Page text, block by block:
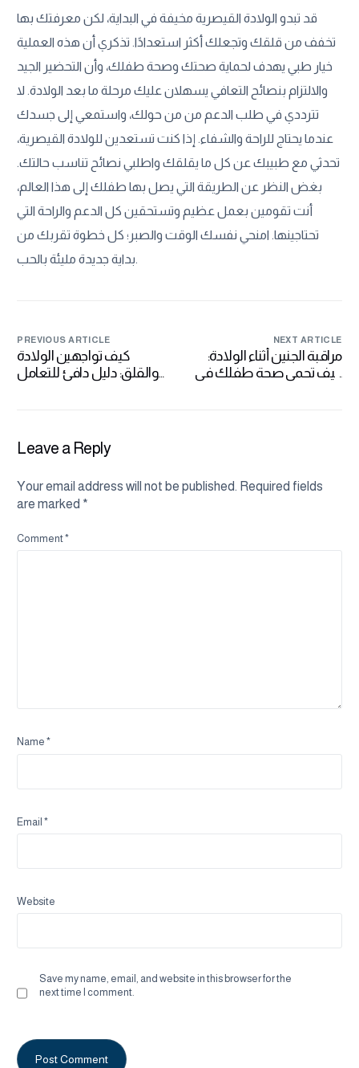
قد تبدو الولادة القيصرية مخيفة في البداية، لكن معرفتك بها
تخفف من قلقك وتجعلك أكثر استعدادًا. تذكري أن هذه العملية
خيار طبي يهدف لحماية صحتك وصحة طفلك، وأن التحضير الجيد
والالتزام بنصائح التعافي يسهلان عليك مرحلة ما بعد الولادة. لا
تترددي في طلب الدعم من من حولك، واستمعي إلى جسدك
عندما يحتاج للراحة والشفاء. إذا كنت تستعدين للولادة القيصرية،
تحدثي مع طبيبك عن كل ما يقلقك واطلبي نصائح تناسب حالتك.
بغض النظر عن الطريقة التي يصل بها طفلك إلى هذا العالم،
أنت تقومين بعمل عظيم وتستحقين كل الدعم والراحة التي
تحتاجينها. امنحي نفسك الوقت والصبر؛ كل خطوة تقربك من
بداية جديدة مليئة بالحب.
PREVIOUS ARTICLE
كيف تواجهين الولادة
والقلق: دليل دافئ للتعامل
NEXT ARTICLE
مراقبة الجنين أثناء الولادة:
كيف تحمي صحة طفلك في
Leave a Reply
Your email address will not be published. Required fields
are marked *
Comment*
Name*
Email*
Website
Save my name, email, and website in this browser for the
next time I comment.